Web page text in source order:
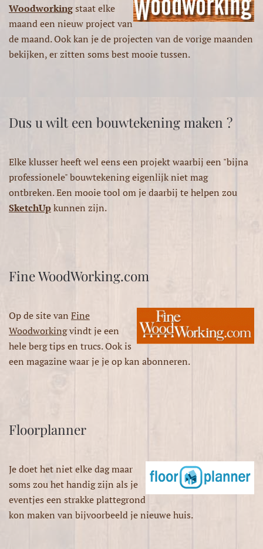
Woodworkingstaat elke
maand een nieuw project van
de maand. Ook kan je de projecten van de vorige maanden
bekijken, er zitten soms best mooie tussen.
Dus u wilt een bouwtekening maken ?
Elke klusser heeft wel eens een projekt waarbij een "bijna
professionele" bouwtekening eigenlijk niet mag
ontbreken. Een mooie tool om je daarbij te helpen zou
SketchUpkunnen zijn.
Fine WoodWorking.com
Op de site van Fine
Woodworkingvindt je een
hele berg tips en trucs. Ook is
een magazine waar je je op kan abonneren.
Floorplanner
Je doet het niet elke dag maar
soms zou het handig zijn als je
eventjes een strakke plattegrond
kon maken van bijvoorbeeld je nieuwe huis.